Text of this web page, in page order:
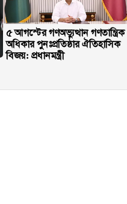
৫ আগস্টের গণঅভ্যুত্থান গণতান্ত্রিক
অধিকার পুনঃপ্রতিষ্ঠার ঐতিহাসিক
বিজয়: প্রধানমন্ত্রী